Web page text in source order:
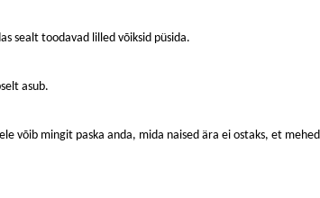
sealt toodavad lilled võiksid püsida.
asub.
võib mingit paska anda, mida naised ära ei ostaks, et mehed